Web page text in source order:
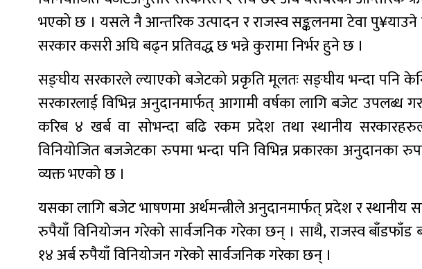
भएको छ । यसले नै आन्तरिक उत्पादन र राजस्व सङ्कलनमा टेवा
सरकार कसरी अघि बढ्न प्रतिवद्ध छ भन्ने कुरामा निर्भर हुने छ ।
सङ्घीय सरकारले ल्याएको बजेटको प्रकृति मूलतः सङ्घीय भन्दा पनि
सरकारलाई विभिन्न अनुदानमार्फत् आगामी वर्षका लागि बजेट उपलब्ध
करिब ४ खर्ब वा सोभन्दा बढि रकम प्रदेश तथा स्थानीय
विनियोजित बजजेटका रुपमा भन्दा पनि विभिन्न प्रकारका
व्यक्त भएको छ ।
यसका लागि बजेट भाषणमा अर्थमन्त्रीले अनुदानमार्फत् प्रदेश र
रुपैयाँ विनियोजन गरेको सार्वजनिक गरेका छन् । साथै, राजस्व बाँडफाँड
१४ अर्ब रुपैयाँ विनियोजन गरेको सार्वजनिक गरेका छन् ।